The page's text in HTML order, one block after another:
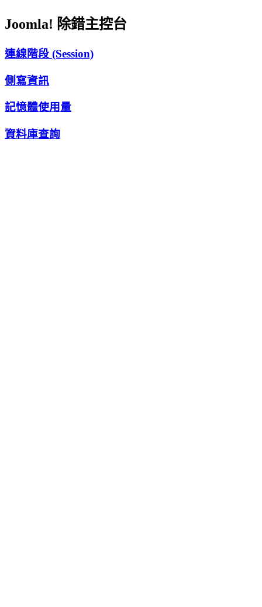
Joomla! 除錯主控台
連線階段 (Session)
側寫資訊
記憶體使用量
資料庫查詢